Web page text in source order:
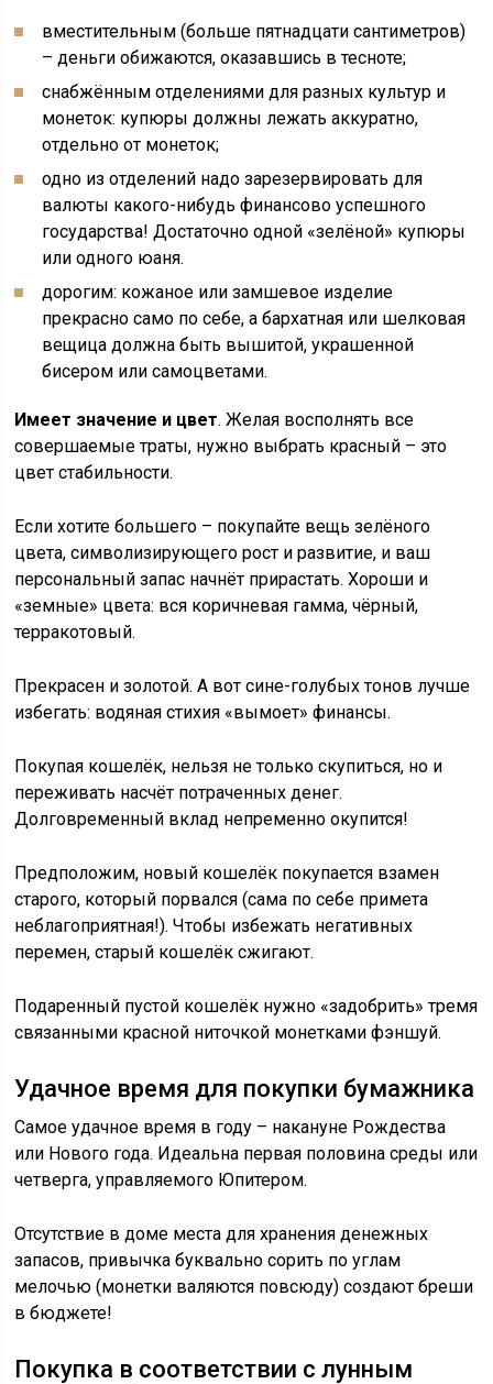
вместительным (больше пятнадцати сантиметров)
– деньги обижаются, оказавшись в тесноте;
снабжённым отделениями для разных культур и
монеток: купюры должны лежать аккуратно,
отдельно от монеток;
одно из отделений надо зарезервировать для
валюты какого-нибудь финансово успешного
государства! Достаточно одной «зелёной» купюры
или одного юаня.
дорогим: кожаное или замшевое изделие
прекрасно само по себе, а бархатная или шелковая
вещица должна быть вышитой, украшенной
бисером или самоцветами.
Имеет значение и цвет. Желая восполнять все
совершаемые траты, нужно выбрать красный – это
цвет стабильности.
Если хотите большего – покупайте вещь зелёного
цвета, символизирующего рост и развитие, и ваш
персональный запас начнёт прирастать. Хороши и
«земные» цвета: вся коричневая гамма, чёрный,
терракотовый.
Прекрасен и золотой. А вот сине-голубых тонов лучше
избегать: водяная стихия «вымоет» финансы.
Покупая кошелёк, нельзя не только скупиться, но и
переживать насчёт потраченных денег.
Долговременный вклад непременно окупится!
Предположим, новый кошелёк покупается взамен
старого, который порвался (сама по себе примета
неблагоприятная!). Чтобы избежать негативных
перемен, старый кошелёк сжигают.
Подаренный пустой кошелёк нужно «задобрить» тремя
связанными красной ниточкой монетками фэншуй.
Удачное время для покупки бумажника
Самое удачное время в году – накануне Рождества
или Нового года. Идеальна первая половина среды или
четверга, управляемого Юпитером.
Отсутствие в доме места для хранения денежных
запасов, привычка буквально сорить по углам
мелочью (монетки валяются повсюду) создают бреши
в бюджете!
Покупка в соответствии с лунным